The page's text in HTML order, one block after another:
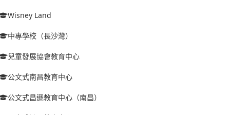
Wisney Land
中專學校（長沙灣）
兒童發展協會教育中心
公文式南昌教育中心
公文式昌遜教育中心（南昌）